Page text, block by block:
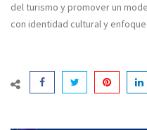
del turismo y promover un
con identidad cultural y